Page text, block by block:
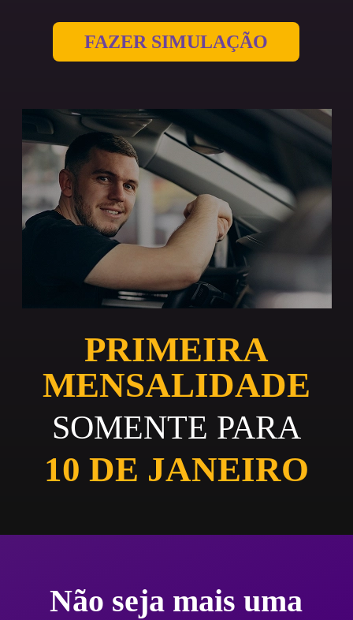
FAZER SIMULAÇÃO
PRIMEIRA
MENSALIDADE
SOMENTE PARA
10 DE JANEIRO
Não seja mais uma